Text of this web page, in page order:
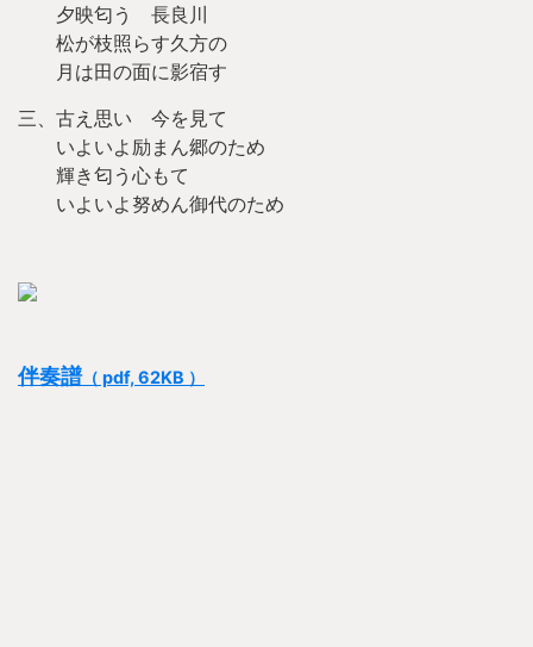
夕映匂う 長良川
松が枝照らす久方の
月は田の面に影宿す
三、古え思い 今を見て
いよいよ励まん郷のため
輝き匂う心もて
いよいよ努めん御代のため
伴奏譜（ pdf, 62KB ）